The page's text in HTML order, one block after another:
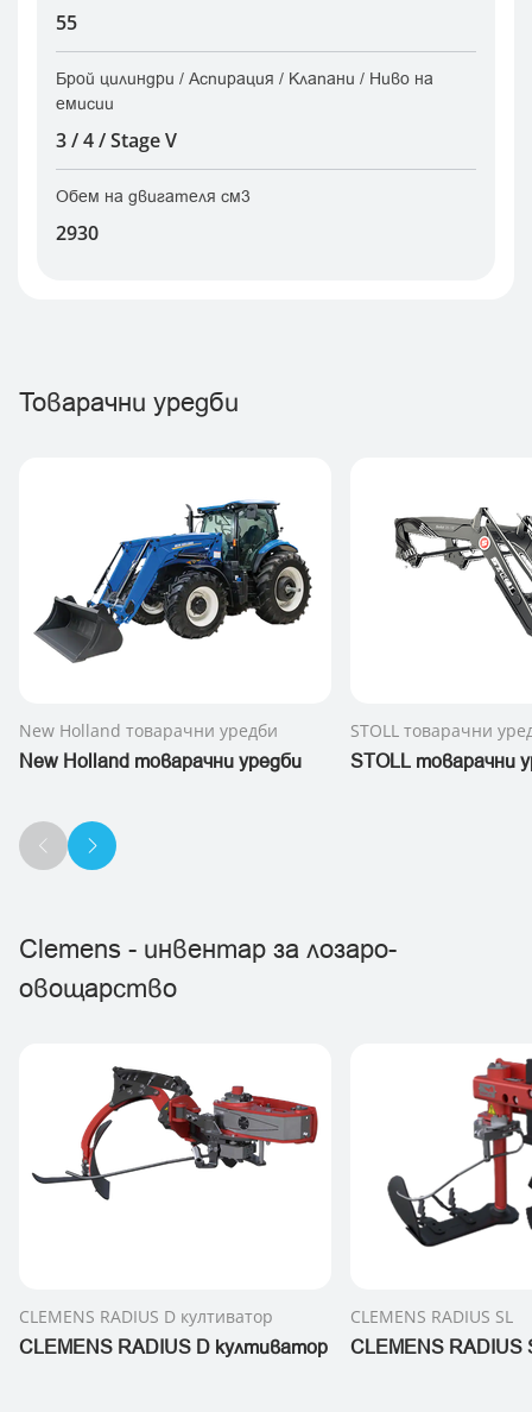
55
Брой цилиндри / Аспирация / Клапани / Ниво на
емисии
3 / 4 / Stage V
Обем на двигателя см3
2930
Товарачни уредби
New Holland товарачни уредби
New Holland товарачни уредби
STOLL товарачни
STOLL товарачни
Clemens - инвентар за лозаро-
овощарство
CLEMENS RADIUS D култиватор
CLEMENS RADIUS D култиватор
CLEMENS RADIUS SL
CLEMENS RADIUS